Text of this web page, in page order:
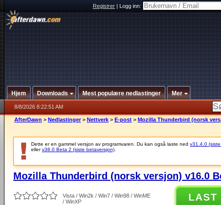
Registrer|Logg inn:
Hjem Downloads Mest populære nedlastinger Mer
8/8/2026 8:22:51 AM
AfterDawn > Nedlastinger > Nettverk > E-post > Mozilla Thunderbird (norsk
Dette er en gammel versjon av programvaren. Du kan også laste ned v31.4.0
ellerv38.0 Beta 2 (siste betaversjon)
Mozilla Thunderbird (norsk versjon) v16.0
Vista / Win2k / Win7 / Win98 / WinME
/ WinXP
LAST